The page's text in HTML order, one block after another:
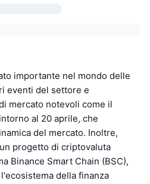
importante nel mondo delle
eventi del settore e
mercato notevoli come il
al 20 aprile, che
del mercato. Inoltre,
progetto di criptovaluta
Binance Smart Chain (BSC),
della finanza